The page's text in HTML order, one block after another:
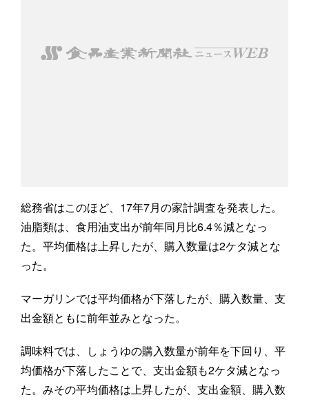
総務省はこのほど、17年7月の家計調査を発表した。
油脂類は、食用油支出が前年同月比6.4％減となっ
た。平均価格は上昇したが、購入数量は2ケタ減とな
った。
マーガリンでは平均価格が下落したが、購入数量、支
出金額ともに前年並みとなった。
調味料では、しょうゆの購入数量が前年を下回り、平
均価格が下落したことで、支出金額も2ケタ減となっ
た。みその平均価格は上昇したが、支出金額、購入数